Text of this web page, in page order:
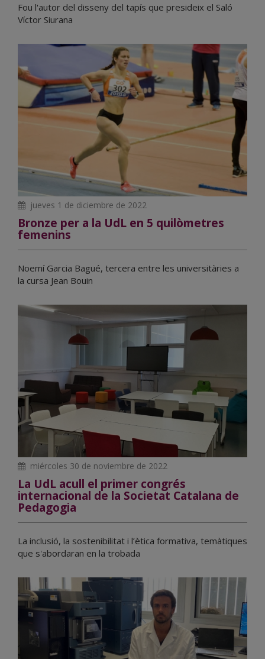
Fou l'autor del disseny del tapís que presideix el Saló
Víctor Siurana
jueves 1 de diciembre de 2022
Bronze per a la UdL en 5 quilòmetres
femenins
Noemí Garcia Bagué, tercera entre les universitàries a
la cursa Jean Bouin
miércoles 30 de noviembre de 2022
La UdL acull el primer congrés
internacional de la Societat Catalana de
Pedagogia
La inclusió, la sostenibilitat i l’ètica formativa, temàtiques
que s'abordaran en la trobada